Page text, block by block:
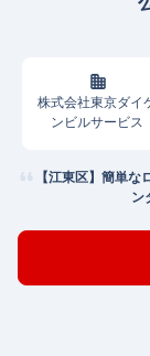
株式会社東京ダイ
ンビルサービス
【江東区】簡単
ン